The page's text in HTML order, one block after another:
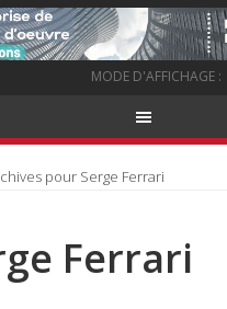
MODE D'AFFICHAGE :
pour Serge Ferrari
Ferrari